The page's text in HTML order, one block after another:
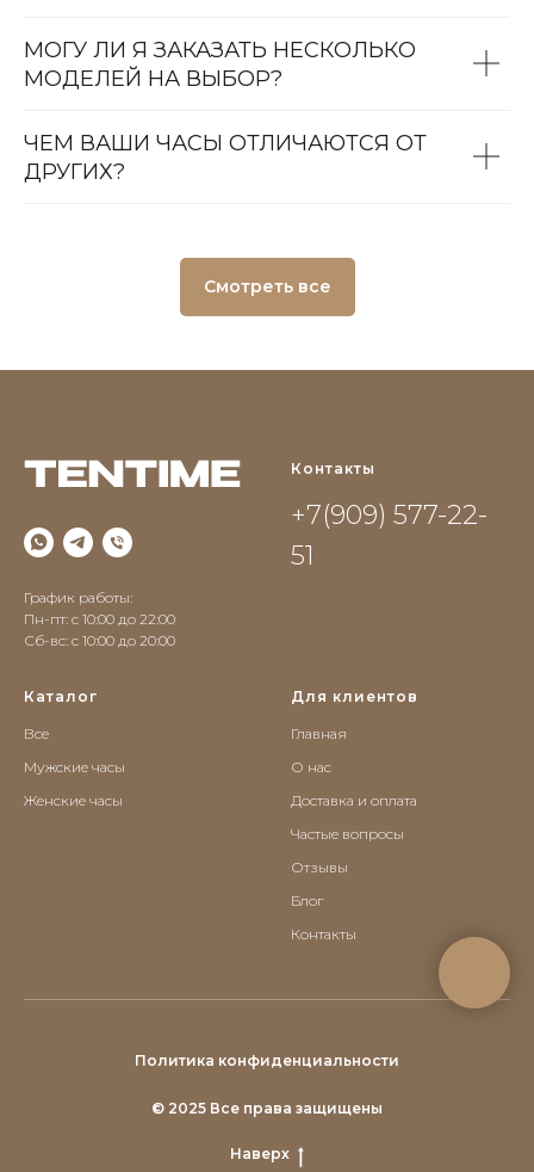
МОГУ ЛИ Я ЗАКАЗАТЬ НЕСКОЛЬКО
МОДЕЛЕЙ НА ВЫБОР?
ЧЕМ ВАШИ ЧАСЫ ОТЛИЧАЮТСЯ ОТ
ДРУГИХ?
Смотреть все
График работы:
Пн-пт: с 10:00 до 22:00
Сб-вс: c 10:00 до 20:00
Контакты
+7(909) 577-22-
51
Каталог
Все
Мужские часы
Женские часы
Для клиентов
Главная
О нас
Доставка и оплата
Частые вопросы
Отзывы
Блог
Контакты
Политика конфиденциальности
© 2025 Все права защищены
Наверх